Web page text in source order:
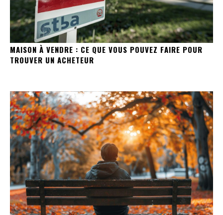
MAISON À VENDRE : CE QUE VOUS POUVEZ FAIRE POUR
TROUVER UN ACHETEUR